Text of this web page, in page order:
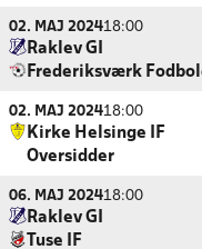
02. MAJ 202418:00
Raklev GI
Frederiksværk
02. MAJ 202418:00
Kirke Helsinge IF
Oversidder
06. MAJ 202418:00
Raklev GI
Tuse IF